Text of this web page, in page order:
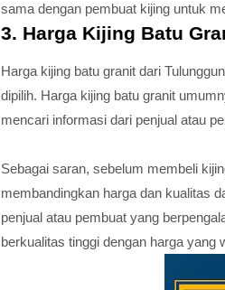
sama dengan pembuat kijing untuk
3. Harga Kijing Batu
Harga kijing batu granit dari
dipilih. Harga kijing batu granit
mencari informasi dari penjual atau
Sebagai saran, sebelum membeli
membandingkan harga dan kualitas
penjual atau pembuat yang
berkualitas tinggi dengan harga yang